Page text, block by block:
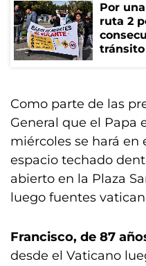
Por
ruta 2
tránsito
Como parte de las
General que el Papa
miércoles se hará en
espacio techado
abierto en la Plaza
luego fuentes
Francisco, de 87
desde el Vaticano